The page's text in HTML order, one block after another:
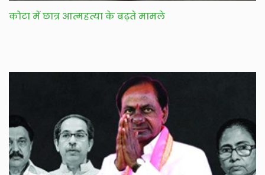
कोटा में छात्र आत्महत्या के बढ़ते मामले